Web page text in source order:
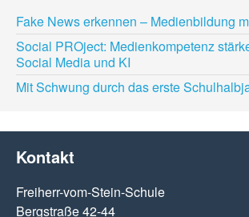
Fake News erkennen – Medienbildung
Social PROject: Medienkompetenz
Social Media und KI
Mit Schwung durch das erste
Kontakt
Freiherr-vom-Stein-Schule
Bergstraße 42-44